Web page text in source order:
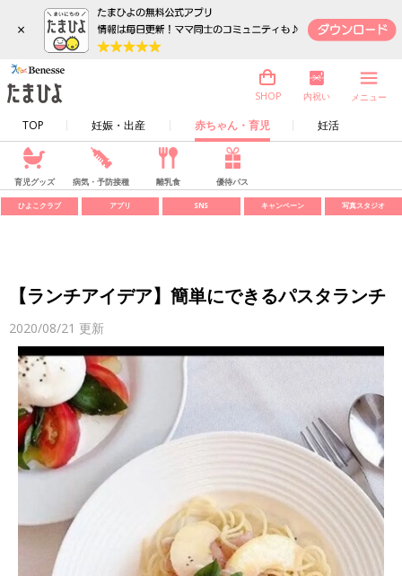
×
TOP 妊娠・出産 赤ちゃん・育児 妊活
SHOP 内祝い メニュー
育児グッズ 病気・予防接種 離乳食 優待パス
ひよこクラブ アプリ SNS キャンペーン 写真スタジオ
【ランチアイデア】簡単にできるパスタランチ
2020/08/21 更新